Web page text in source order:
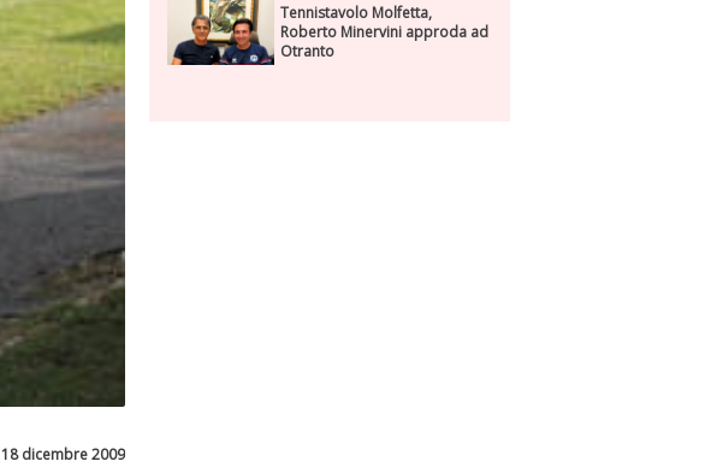
18 dicembre 2009
Tennistavolo Molfetta,
Roberto Minervini approda ad
Otranto